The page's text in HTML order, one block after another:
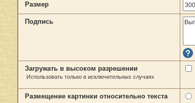
Размер
Подпись
Загружать в высоком разрешении
Использовать только в исключительных случаях
Размещение картинки относительно текста